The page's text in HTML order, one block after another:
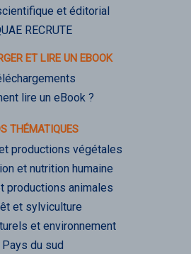
et éditorial
RECRUTE
ET LIRE UN EBOOK
lire un eBook ?
THÉMATIQUES
productions végétales
et nutrition humaine
productions animales
et sylviculture
et environnement
Pays du sud